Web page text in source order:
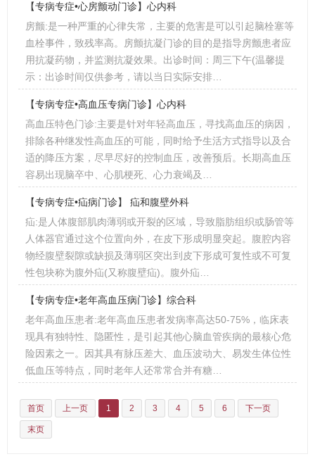
【专病专症•心房颤动门诊】心内科
房颤:是一种严重的心律失常，主要的危害是可以引起脑栓塞等
血栓事件，致残率高。房颤抗凝门诊的目的是指导房颤患者应
用抗凝药物，并监测抗凝效果。出诊时间：周三下午(温馨提
示：出诊时间仅供参考，请以当日实际安排…
【专病专症•高血压专病门诊】心内科
高血压特色门诊:主要是针对年轻高血压，寻找高血压的病因，
排除各种继发性高血压的可能，同时给予生活方式指导以及合
适的降压方案，尽早尽好的控制血压，改善预后。长期高血压
容易出现脑卒中、心肌梗死、心力衰竭及…
【专病专症•疝病门诊】 疝和腹壁外科
疝:是人体腹部肌肉薄弱或开裂的区域，导致脂肪组织或肠管等
人体器官通过这个位置向外，在皮下形成明显突起。腹腔内容
物经腹壁裂隙或缺损及薄弱区突出到皮下形成可复性或不可复
性包块称为腹外疝(又称腹壁疝)。腹外疝…
【专病专症•老年高血压病门诊】综合科
老年高血压患者:老年高血压患者发病率高达50-75%，临床表
现具有独特性、隐匿性，是引起其他心脑血管疾病的最核心危
险因素之一。因其具有脉压差大、血压波动大、易发生体位性
低血压等特点，同时老年人还常常合并有糖…
首页 上一页 1 2 3 4 5 6 下一页
末页